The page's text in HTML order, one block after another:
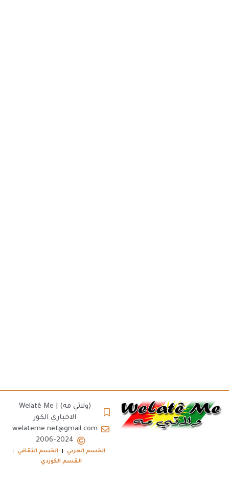
(ولاتي مه) | Welatê Me
الاخباري الكور
welateme.net@gmail.com
2006-2024
القسم العربي
القسم الثقافي
القسم الكوردي